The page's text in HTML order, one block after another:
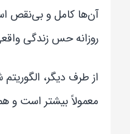
آن‌ها کامل و بی‌نقص
روزانه حس زندگی
از طرف دیگر،
معمولاً بیشتر است و